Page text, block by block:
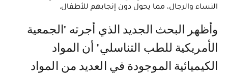
النساء والرجال، مما يحول دون إنجابهم للأطفال.
وأظهر البحث الجديد الذي أجرته "الجمعية
الأمريكية للطب التناسلي" أن المواد
الكيميائية الموجودة في العديد من المواد